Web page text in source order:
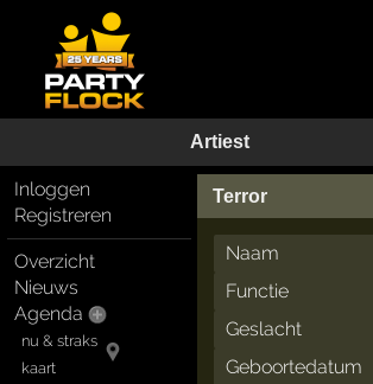
Artiest
Inloggen
Registreren
Overzicht
Nieuws
Agenda
nu & straks
kaart
Terror
Naam
Functie
Geslacht
Geboortedatum